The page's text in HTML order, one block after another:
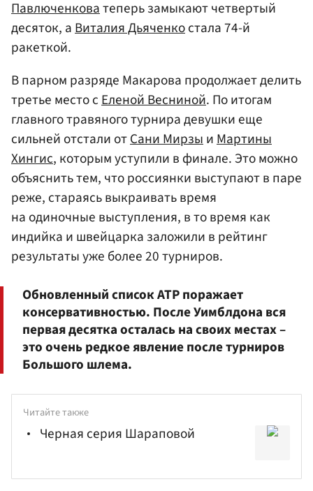
Павлюченковатеперь замыкают четвертый
десяток, аВиталия Дьяченкостала 74-й
ракеткой.
В парном разряде Макарова продолжает делить
третье место сЕленой Весниной. По итогам
главного травяного турнира девушки еще
сильней отстали отСани МирзыиМартины
Хингис, которым уступили в финале. Это можно
объяснить тем, что россиянки выступают в паре
реже, стараясь выкраивать время
на одиночные выступления, в то время как
индийка и швейцарка заложили в рейтинг
результаты уже более 20 турниров.
Обновленный список ATP поражает
консервативностью. После Уимблдона вся
первая десятка осталась на своих местах –
это очень редкое явление после турниров
Большого шлема.
Читайте также
Черная серия Шараповой